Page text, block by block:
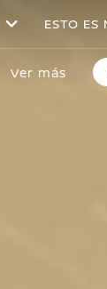
ESTO ES
Ver más